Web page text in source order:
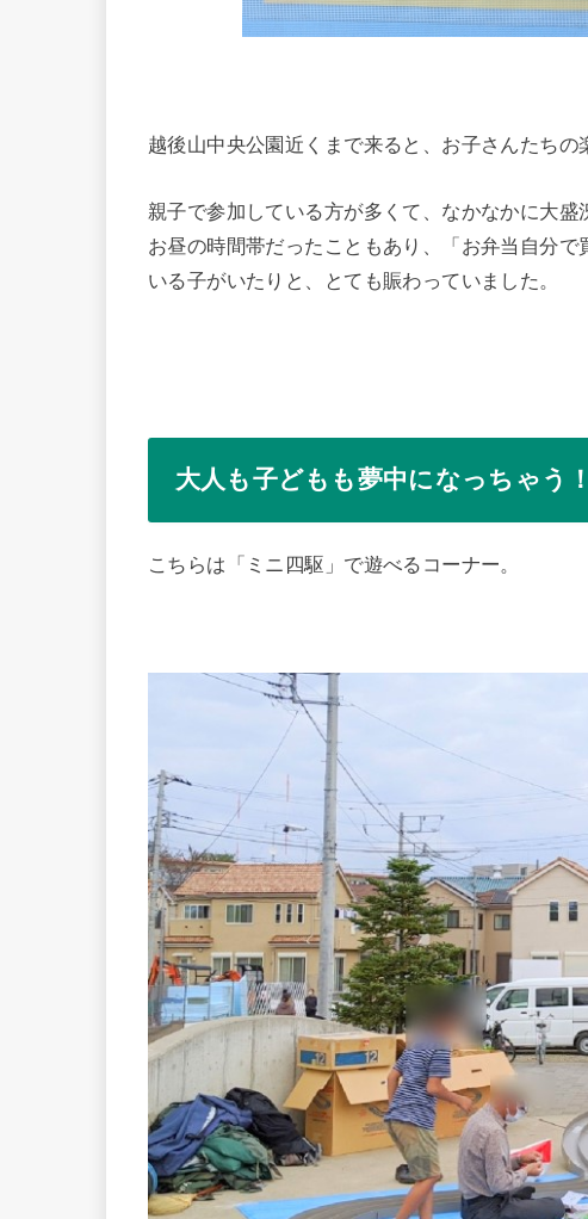
越後山中央公園近くまで来ると、お子さんたちの
親子で参加している方が多くて、なかなかに大盛
お昼の時間帯だったこともあり、「お弁当自分
いる子がいたりと、とても賑わっていました。
大人も子どもも夢中になっちゃう！
こちらは「ミニ四駆」で遊べるコーナー。